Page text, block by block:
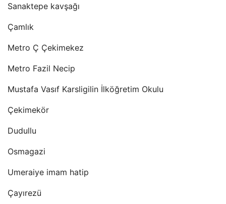
Sanaktepe kavşağı
Çamlık
Metro Ç Çekimekez
Metro Fazil Necip
Mustafa Vasıf Karsligilin İlköğretim Okulu
Çekimekör
Dudullu
Osmagazi
Umeraiye imam hatip
Çayırezü